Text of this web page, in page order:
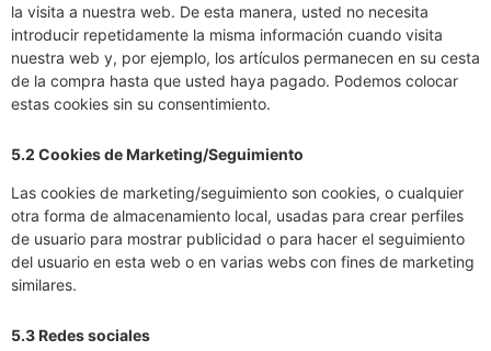
la visita a nuestra web. De esta manera, usted no necesita
introducir repetidamente la misma información cuando visita
nuestra web y, por ejemplo, los artículos permanecen en su cesta
de la compra hasta que usted haya pagado. Podemos colocar
estas cookies sin su consentimiento.
5.2 Cookies de Marketing/Seguimiento
Las cookies de marketing/seguimiento son cookies, o cualquier
otra forma de almacenamiento local, usadas para crear perfiles
de usuario para mostrar publicidad o para hacer el seguimiento
del usuario en esta web o en varias webs con fines de marketing
similares.
5.3 Redes sociales